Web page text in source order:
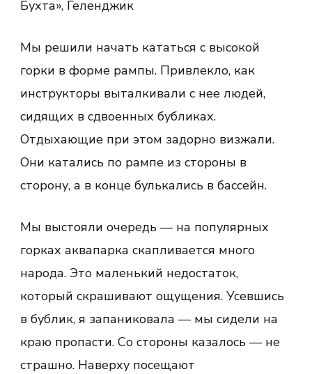
Бухта», Геленджик
Мы решили начать кататься с высокой
горки в форме рампы. Привлекло, как
инструкторы выталкивали с нее людей,
сидящих в сдвоенных бубликах.
Отдыхающие при этом задорно визжали.
Они катались по рампе из стороны в
сторону, а в конце булькались в бассейн.
Мы выстояли очередь — на популярных
горках аквапарка скапливается много
народа. Это маленький недостаток,
который скрашивают ощущения. Усевшись
в бублик, я запаниковала — мы сидели на
краю пропасти. Со стороны казалось — не
страшно. Наверху посещают